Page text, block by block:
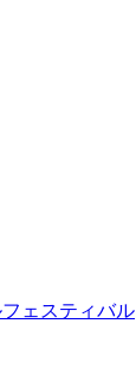
フェスティバル